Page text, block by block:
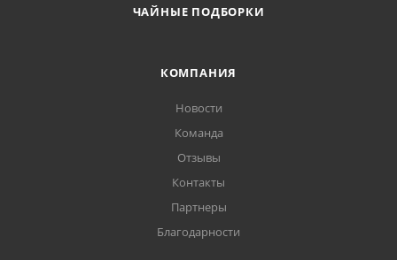
ЧАЙНЫЕ ПОДБОРКИ
КОМПАНИЯ
Новости
Команда
Отзывы
Контакты
Партнеры
Благодарности